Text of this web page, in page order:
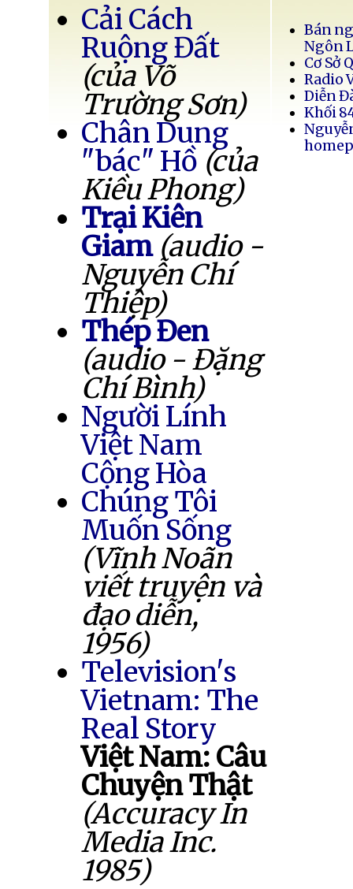
Cải Cách
Ruộng Đất
(của Võ
Trường Sơn)
Chân Dung
"bác" Hồ (của
Kiều Phong)
Trại Kiên
Giam (audio -
Nguyễn Chí
Thiệp)
Thép Đen
(audio - Đặng
Chí Bình)
Người Lính
Việt Nam
Cộng Hòa
Chúng Tôi
Muốn Sống
(Vĩnh Noãn
viết truyện và
đạo diễn,
1956)
Television's
Vietnam: The
Real Story
Việt Nam: Câu
Chuyện Thật
(Accuracy In
Media Inc.
1985)
Bán
Ngôn
Cơ Sở
Radio
Diễn
Khối